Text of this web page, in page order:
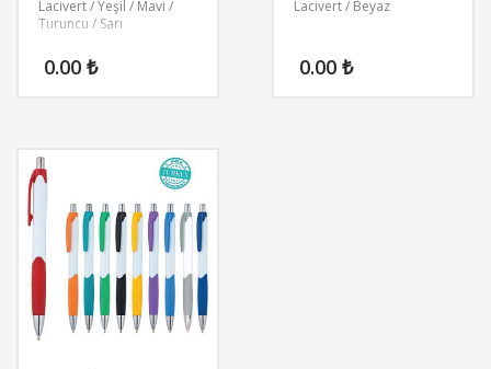
Lacivert / Yeşil / Mavi /
Turuncu / Sarı
0.00 ₺
Lacivert / Beyaz
0.00 ₺